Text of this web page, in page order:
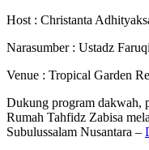
Host : Christanta
Narasumber : Ustadz Faruqi
Venue : Tropical Garden
Dukung program dakwah,
Rumah Tahfidz Zabisa
Subulussalam Nusantara –